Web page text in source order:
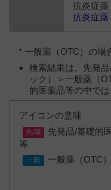
抗炎症
抗炎症薬
* 一般薬（OTC）の場
検索結果は、先発
ック）＞一般薬（
的医薬品等の中で
アイコンの意味
先発品/基礎的
等
一般薬（OTC）